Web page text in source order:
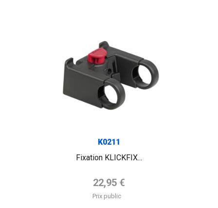
K0211
Fixation KLICKFIX...
Prix de base
22,95 €
Prix public